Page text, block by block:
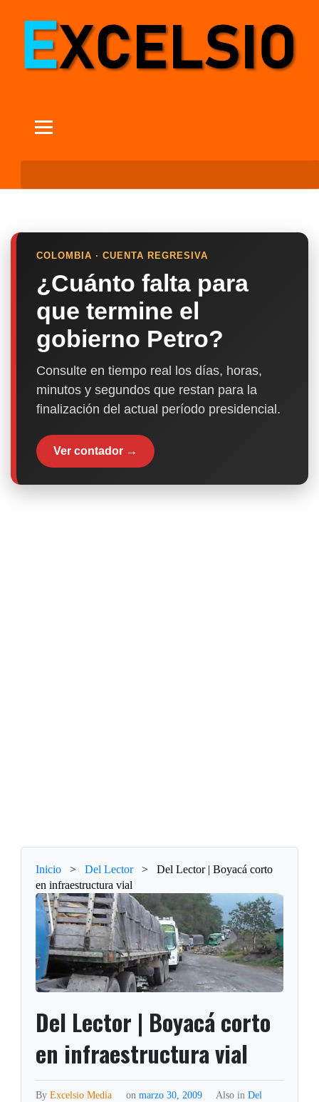
COLOMBIA · CUENTA REGRESIVA
¿Cuánto falta para
que termine el
gobierno Petro?
Consulte en tiempo real los días, horas,
minutos y segundos que restan para la
finalización del actual período presidencial.
Ver contador →
Inicio > Del Lector >
Del Lector | Boyacá corto
en infraestructura vial
Del Lector | Boyacá corto
en infraestructura vial
ByExcelsio Media on marzo 30, 2009 Also in Del